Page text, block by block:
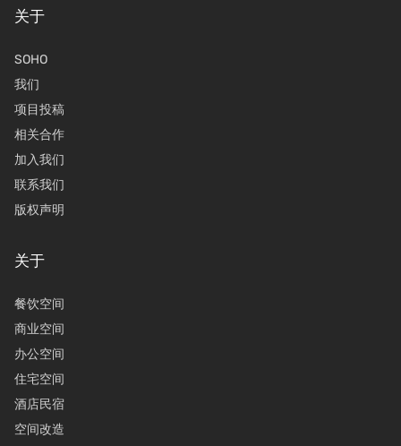
关于
SOHO
我们
项目投稿
相关合作
加入我们
联系我们
版权声明
关于
餐饮空间
商业空间
办公空间
住宅空间
酒店民宿
空间改造